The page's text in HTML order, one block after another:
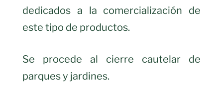
dedicados a la comercialización de
este tipo de productos.
Se procede al cierre cautelar de
parques y jardines.